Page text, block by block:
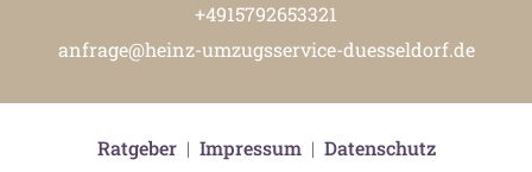
+4915792653321
anfrage@heinz-umzugsservice-duesseldorf.de
Ratgeber| Impressum| Datenschutz